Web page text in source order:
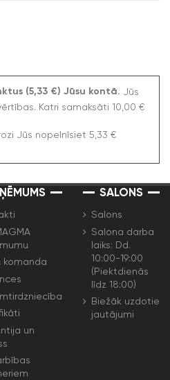
(5,33 €) Jūsu kontā. Jūs
Katri samaksāti 10,00 €
Jūs nopelnīsiet 5,33 €
komanda
un
SALONS
Salons
Salona darba
laiks: Dd.
10:00-19:00
(Piektdienās
līdz 18:00)
Biežāk uzdotie
jautājumi